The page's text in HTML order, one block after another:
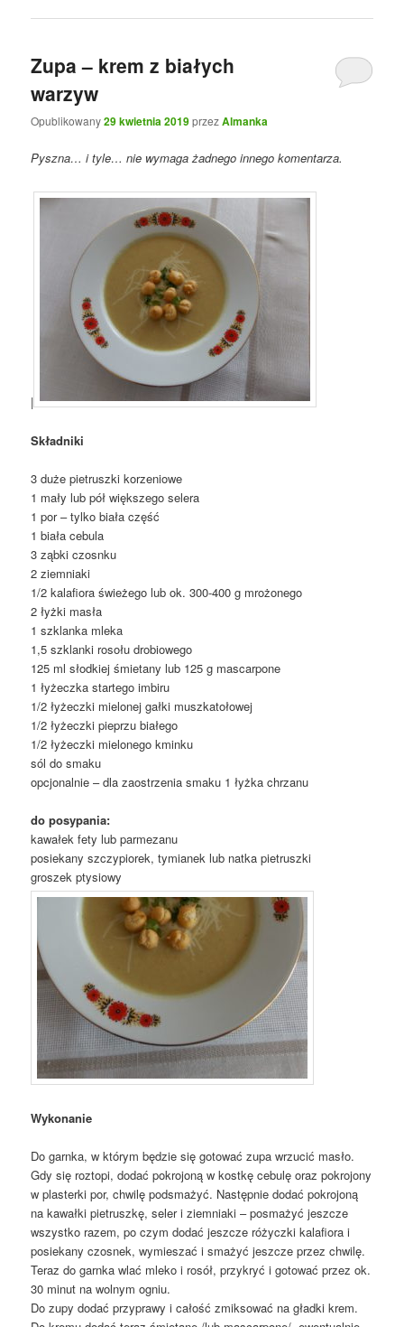
Zupa – krem z białych
warzyw
Opublikowany29 kwietnia 2019przezAlmanka
Pyszna… i tyle… nie wymaga żadnego innego komentarza.
|
Składniki
3 duże pietruszki korzeniowe
1 mały lub pół większego selera
1 por – tylko biała część
1 biała cebula
3 ząbki czosnku
2 ziemniaki
1/2 kalafiora świeżego lub ok. 300-400 g mrożonego
2 łyżki masła
1 szklanka mleka
1,5 szklanki rosołu drobiowego
125 ml słodkiej śmietany lub 125 g mascarpone
1 łyżeczka startego imbiru
1/2 łyżeczki mielonej gałki muszkatołowej
1/2 łyżeczki pieprzu białego
1/2 łyżeczki mielonego kminku
sól do smaku
opcjonalnie – dla zaostrzenia smaku 1 łyżka chrzanu
do posypania:
kawałek fety lub parmezanu
posiekany szczypiorek, tymianek lub natka pietruszki
groszek ptysiowy
Wykonanie
Do garnka, w którym będzie się gotować zupa wrzucić masło.
Gdy się roztopi, dodać pokrojoną w kostkę cebulę oraz pokrojony
w plasterki por, chwilę podsmażyć. Następnie dodać pokrojoną
na kawałki pietruszkę, seler i ziemniaki – posmażyć jeszcze
wszystko razem, po czym dodać jeszcze różyczki kalafiora i
posiekany czosnek, wymieszać i smażyć jeszcze przez chwilę.
Teraz do garnka wlać mleko i rosół, przykryć i gotować przez ok.
30 minut na wolnym ogniu.
Do zupy dodać przyprawy i całość zmiksować na gładki krem.